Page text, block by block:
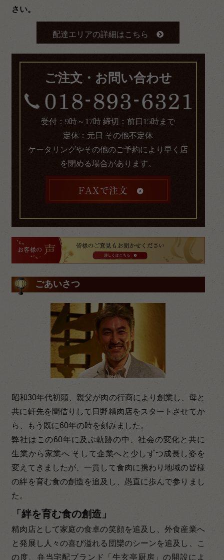
さい。
配達エリアの詳細はこちら
ご注文・お問い合わせ
受付：9時～17時 締切：前日15時まで
定休：元日 その他不定休
ケータリングやその他のご予約により早く店
を閉める場合があります。
ごあいさつ
昭和30年代初頭、親父が肉の行商により創業し、母と
共に軒先を間借りして日野精肉店をスタートさせてか
ら、もう既に60年の時を刻みました。
弊社はこの60年に及ぶ軌跡の中、社会の変化と共に
生業から家業へ そして企業へと少しずつ成長し姿を
変えてきましたが、一貫して食肉に携わり地域の皆様
の絆を育む食の創造を追及し、愚直に歩んで参りまし
た。
「絆を育む食の創造」
精肉店として家庭の食卓の笑顔を追及し、外食産業へ
と発展し人々の喜び溢れる団欒のシーンを追及し、こ
の度、弁当宅配ブランド「牛玄亭厨房」の開設によ